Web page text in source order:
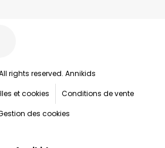
rights reserved. Annikids
et cookies
Conditions de vente
des cookies